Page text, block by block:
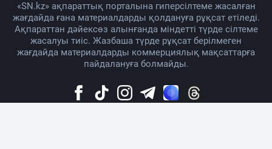
«SN.kz» ақпараттық порталына гиперсілтеме жасалған
жағдайда ғана материалдарды қолдануға рұқсат етіледі.
Ақпараттан дәйексөз алынғанда міндетті түрде сілтеме
жасалуы тиіс. Жазбаша түрде рұқсат берілмеген
жағдайда материалдарды коммерциялық мақсаттарға
пайдалануға болмайды.